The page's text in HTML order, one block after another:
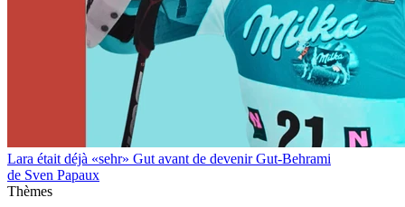
Lara était déjà «sehr» Gut avant de devenir Gut-Behrami
de Sven Papaux
Thèmes